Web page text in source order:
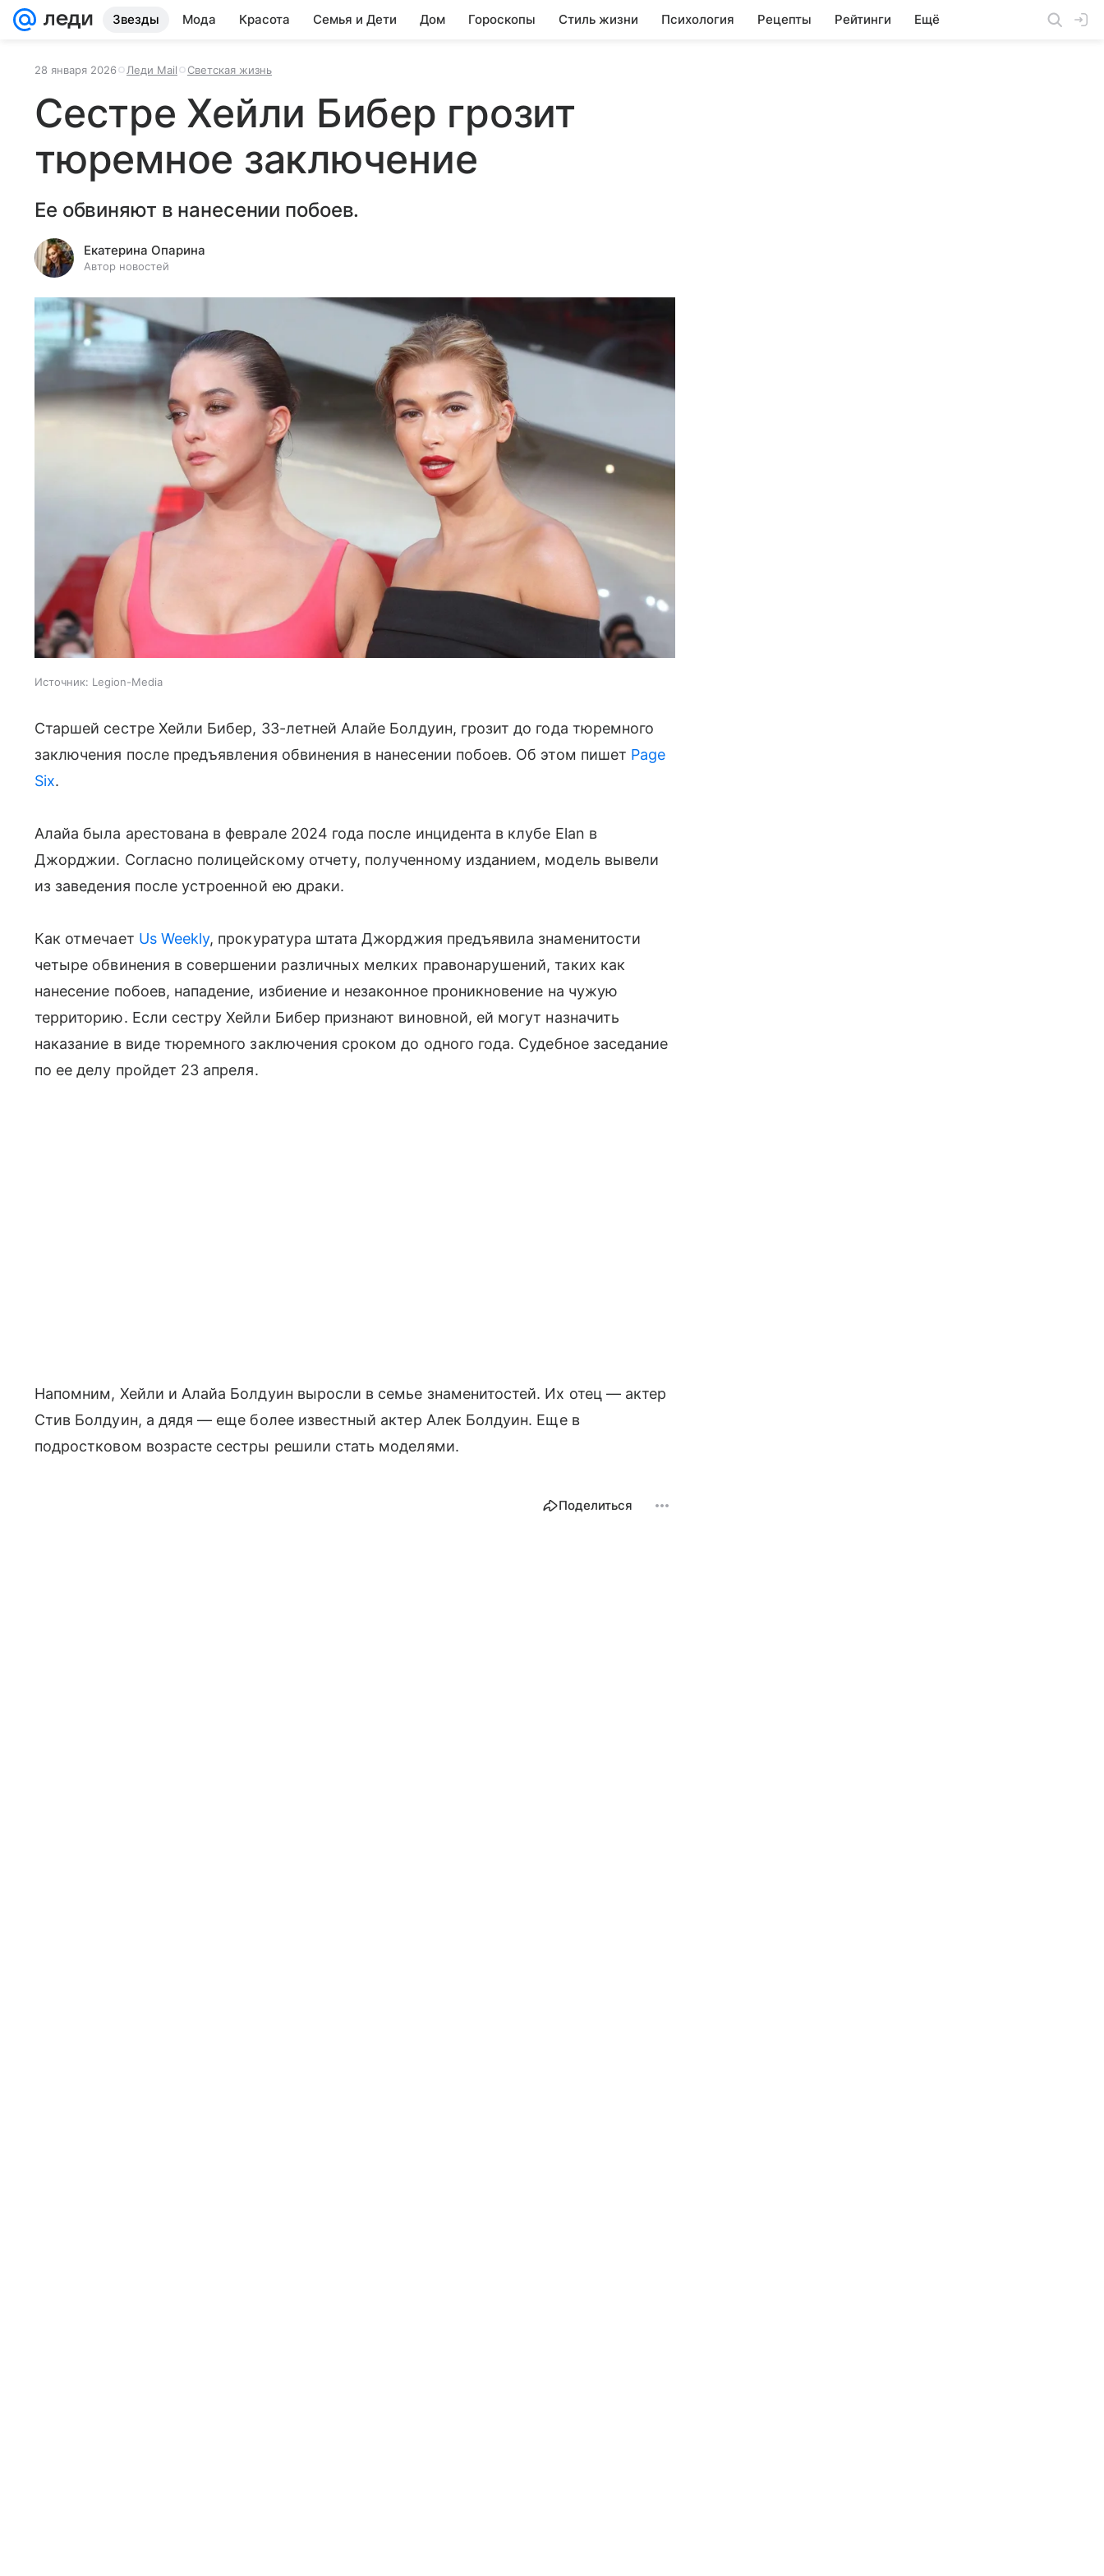
Звезды Мода Красота Семья и Дети Дом Гороскопы Стиль жизни Психология Рецепты Рейтинги Ещё
28 января 2026 Леди Mail Светская жизнь
Сестре Хейли Бибер грозит
тюремное заключение
Ее обвиняют в нанесении побоев.
Екатерина Опарина
Автор новостей
Источник: Legion-Media
Старшей сестре Хейли Бибер, 33-летней Алайе Болдуин, грозит до года тюремного
заключения после предъявления обвинения в нанесении побоев. Об этом пишет Page
Six.
Алайа была арестована в феврале 2024 года после инцидента в клубе Elan в
Джорджии. Согласно полицейскому отчету, полученному изданием, модель вывели
из заведения после устроенной ею драки.
Как отмечает Us Weekly, прокуратура штата Джорджия предъявила знаменитости
четыре обвинения в совершении различных мелких правонарушений, таких как
нанесение побоев, нападение, избиение и незаконное проникновение на чужую
территорию. Если сестру Хейли Бибер признают виновной, ей могут назначить
наказание в виде тюремного заключения сроком до одного года. Судебное заседание
по ее делу пройдет 23 апреля.
Напомним, Хейли и Алайа Болдуин выросли в семье знаменитостей. Их отец — актер
Стив Болдуин, а дядя — еще более известный актер Алек Болдуин. Еще в
подростковом возрасте сестры решили стать моделями.
Поделиться